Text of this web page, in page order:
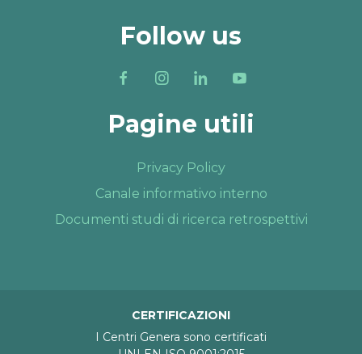
Follow us
Pagine utili
Privacy Policy
Canale informativo interno
Documenti studi di ricerca retrospettivi
CERTIFICAZIONI
I Centri Genera sono certificati